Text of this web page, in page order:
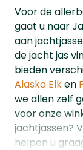
Voor de
gaat u naar
aan
de jacht jas
bieden
Alaska Elken
we allen zelf
voor onze
jachtjassen?
helpen u